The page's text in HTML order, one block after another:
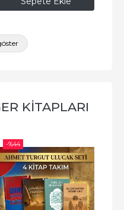
KITAPLARI
-%44